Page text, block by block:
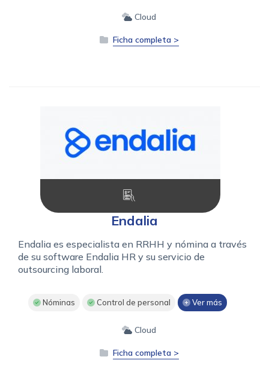
Cloud
Ficha completa >
Endalia
Endalia es especialista en RRHH y nómina a través
de su software Endalia HR y su servicio de
outsourcing laboral.
Nóminas Control de personal Ver más
Cloud
Ficha completa >